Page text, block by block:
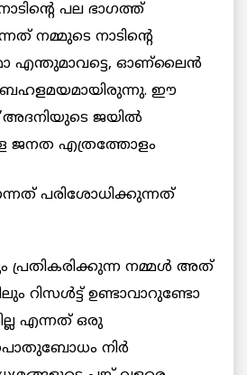
പല ഭാഗത്ത്
നമ്മുടെ നാടിന്റെ
ഓണ്ലൈന്‍
ഈ
ജയില്‍
ജനത എത്രത്തോളം
പരിശോധിക്കുന്നത്
പ്രതികരിക്കുന്ന നമ്മള്‍ അത്
റിസള്‍ട്ട് ഉണ്ടാവാറുണ്ടോ
എന്നത് ഒരു
നിര്‍